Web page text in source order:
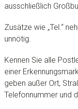
ausschließlich
Zusätze wie „Tel.“
unnötig.
Kennen Sie alle
einer
geben außer Ort,
Telefonnummer und